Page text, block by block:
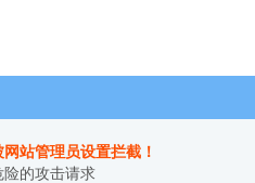
站管理员设置拦截！
的攻击请求